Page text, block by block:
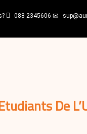
088-2345606
De